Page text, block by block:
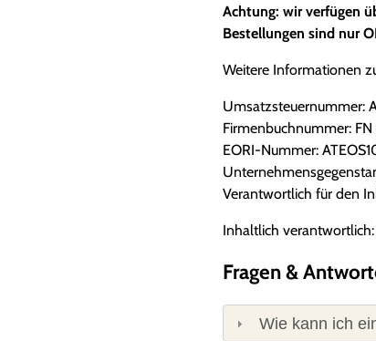
Achtung: wir verfügen
Bestellungen sind nur
Weitere Informationen
Umsatzsteuernummer:
Firmenbuchnummer: FN
EORI-Nummer:
Verantwortlich für den
Inhaltlich
Fragen &
Wie kann ich